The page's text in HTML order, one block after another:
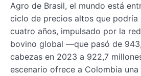
Agro de Brasil, el mundo está
ciclo de precios altos que podría
cuatro años, impulsado por la
bovino global —que pasó de
cabezas en 2023 a 922,7
escenario ofrece a Colombia